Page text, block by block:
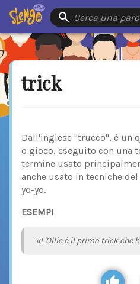
Cerca una
trick
Dall'inglese "trucco", è un
o gioco, eseguito con una
termine usato
anche usato in tecniche
yo-yo.
ESEMPI
«L'Ollie è il primo trick che